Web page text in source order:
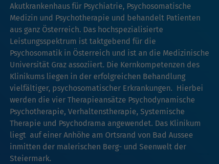
Akutkrankenhaus für Psychiatrie, Psychosomatische
Medizin und Psychotherapie und behandelt Patienten
aus ganz Österreich. Das hochspezialisierte
Leistungsspektrum ist taktgebend für die
Psychosomatik in Österreich und ist an die Medizinische
Universität Graz assoziiert. Die Kernkompetenzen des
Klinikums liegen in der erfolgreichen Behandlung
vielfältiger, psychosomatischer Erkrankungen. Hierbei
werden die vier Therapieansätze Psychodynamische
Psychotherapie, Verhaltenstherapie, Systemische
Therapie und Psychodrama angewendet. Das Klinikum
liegt auf einer Anhöhe am Ortsrand von Bad Aussee
inmitten der malerischen Berg- und Seenwelt der
Steiermark.